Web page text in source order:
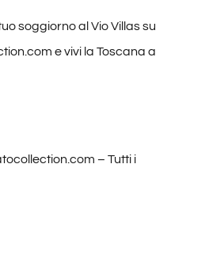
soggiorno al Vio Villassu
e vivi la Toscana a
– Tutti i